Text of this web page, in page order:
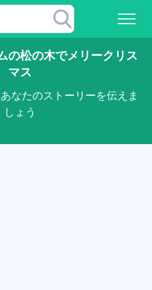
の松の木でメリークリス
マス
なたのストーリーを伝えま
しょう